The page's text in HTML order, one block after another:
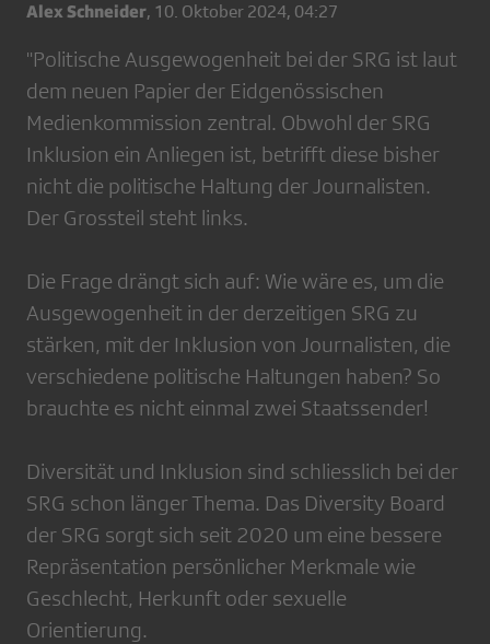
Alex Schneider, 10. Oktober 2024, 04:27
"Politische Ausgewogenheit bei der SRG ist laut
dem neuen Papier der Eidgenössischen
Medienkommission zentral. Obwohl der SRG
Inklusion ein Anliegen ist, betrifft diese bisher
nicht die politische Haltung der Journalisten.
Der Grossteil steht links.
Die Frage drängt sich auf: Wie wäre es, um die
Ausgewogenheit in der derzeitigen SRG zu
stärken, mit der Inklusion von Journalisten, die
verschiedene politische Haltungen haben? So
brauchte es nicht einmal zwei Staatssender!
Diversität und Inklusion sind schliesslich bei der
SRG schon länger Thema. Das Diversity Board
der SRG sorgt sich seit 2020 um eine bessere
Repräsentation persönlicher Merkmale wie
Geschlecht, Herkunft oder sexuelle
Orientierung.